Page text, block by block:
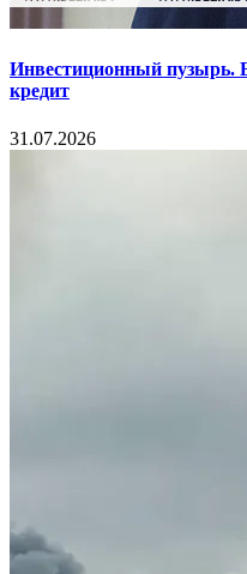
Инвестиционный пузырь.
кредит
31.07.2026